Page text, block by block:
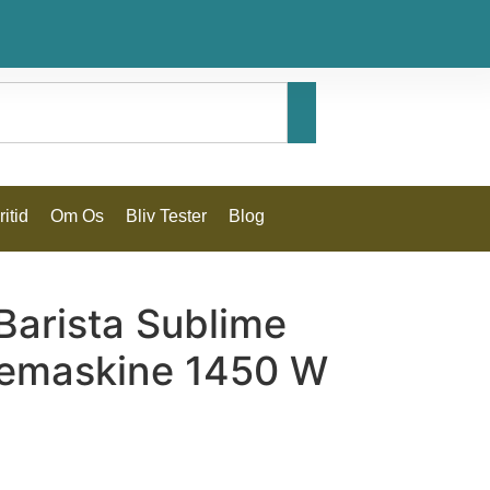
Om Os Bliv Tester Blog
Sublime
1450 W